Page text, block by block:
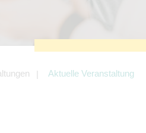
Aktuelle Veranstaltung
einschließlich der
von z.B. Facebook und